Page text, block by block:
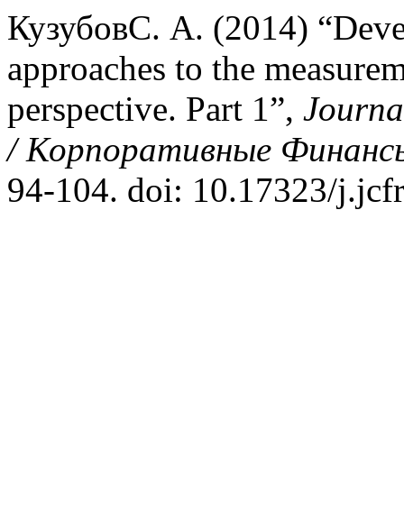
КузубовС. А. (2014)
approaches to the
perspective. Part 1”,
/ Корпоративные
94-104. doi: 10.17323/